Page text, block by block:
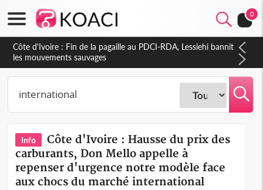
0
Côte d'Ivoire : Ouattara promet des sanctions contre les
déguerpissements illégaux
Info
Côte d'Ivoire : Hausse du prix des
carburants, Don Mello appelle à
repenser d'urgence notre modèle face
aux chocs du marché international